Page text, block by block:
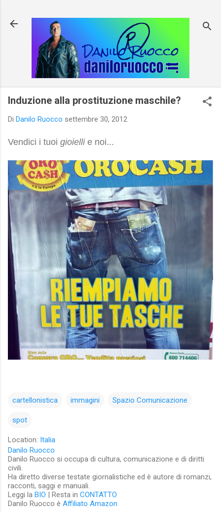
Induzione alla prostituzione maschile?
Di Danilo Ruocco settembre 30, 2012
Vendici i tuoi gioielli e noi...
cartellonistica immagini Spazio Comunicazione
spot
Location: Italia
Danilo Ruocco
Danilo Ruocco si occupa di cultura, comunicazione e di diritti
civili.
Ha diretto diverse testate giornalistiche ed è autore di romanzi,
racconti, saggi e manuali.
Leggi la BIO | Resta in CONTATTO
Danilo Ruocco è Affiliato Amazon